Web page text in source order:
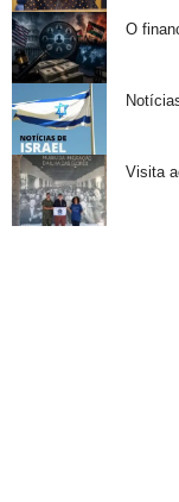
O
Visita